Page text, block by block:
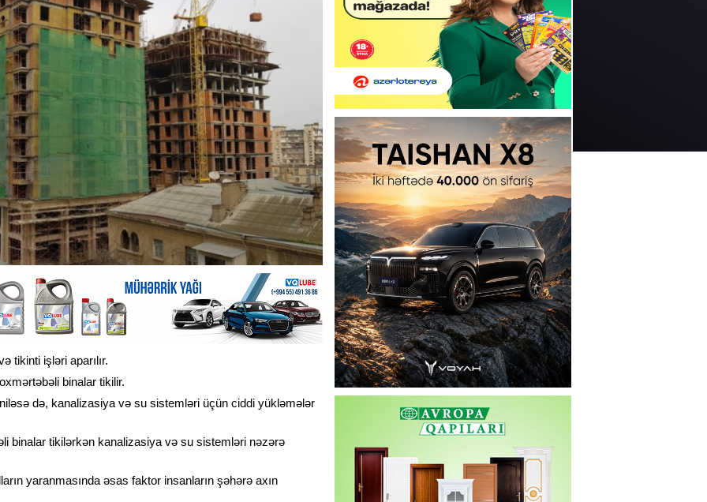
tikinti işləri aparılır.
binalar tikilir.
də, kanalizasiya və su sistemləri üçün ciddi yükləmələr
binalar tikilərkən kanalizasiya və su sistemləri nəzərə
yaranmasında əsas faktor insanların şəhərə axın